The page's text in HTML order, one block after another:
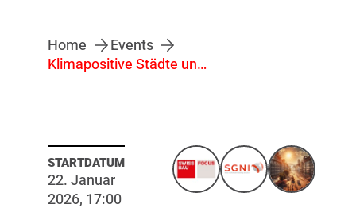
Home
Events
Klimapositive Städte und Gemeinden
STARTDATUM
22. Januar
2026, 17:00